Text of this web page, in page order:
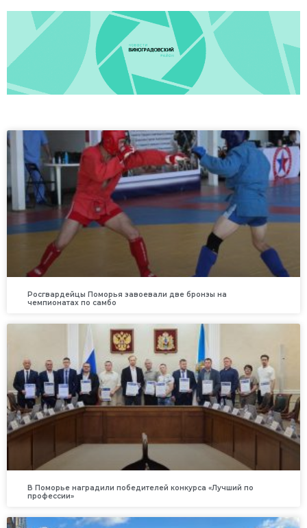
Росгвардейцы Поморья завоевали две бронзы на
чемпионатах по самбо
В Поморье наградили победителей конкурса «Лучший по
профессии»